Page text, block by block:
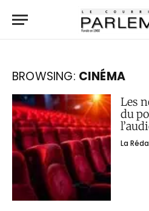
BROWSING: CINÉMA
Les
du
La